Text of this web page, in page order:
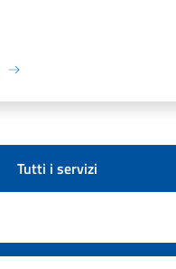
Tutti i servizi